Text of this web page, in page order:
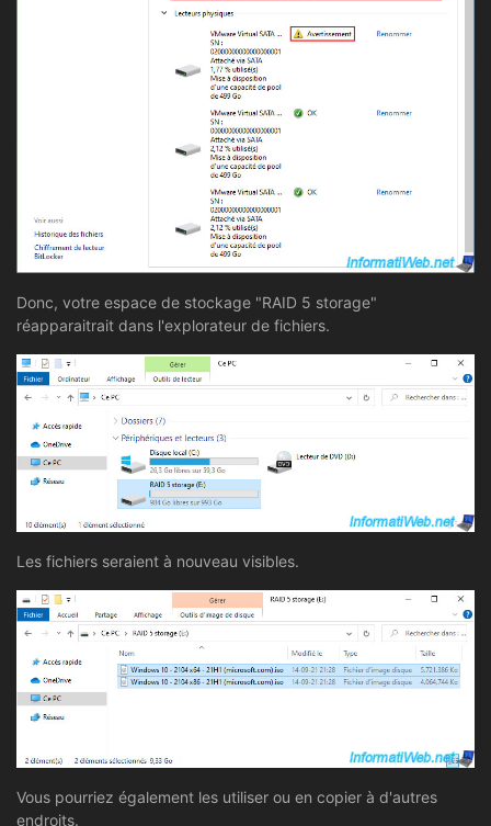
Donc, votre espace de stockage "RAID 5 storage"
réapparaitrait dans l'explorateur de fichiers.
Les fichiers seraient à nouveau visibles.
Vous pourriez également les utiliser ou en copier à d'autres
endroits.